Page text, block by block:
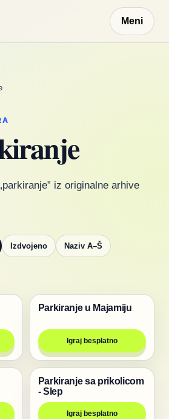
Meni
iz originalne arhive
Izdvojeno Naziv A–Š
Trke
Parkiranje u Majamiju
Igraj besplatno
Trke
Parkiranje sa prikolicom
- Slep
Igraj besplatno